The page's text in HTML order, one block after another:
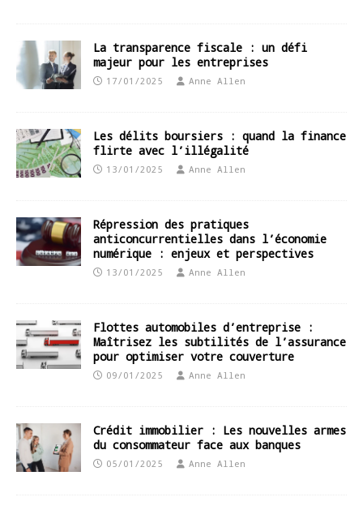
La transparence fiscale : un défi
majeur pour les entreprises
17/01/2025 Anne Allen
Les délits boursiers : quand la finance
flirte avec l’illégalité
13/01/2025 Anne Allen
Répression des pratiques
anticoncurrentielles dans l’économie
numérique : enjeux et perspectives
13/01/2025 Anne Allen
Flottes automobiles d’entreprise :
Maîtrisez les subtilités de l’assurance
pour optimiser votre couverture
09/01/2025 Anne Allen
Crédit immobilier : Les nouvelles armes
du consommateur face aux banques
05/01/2025 Anne Allen